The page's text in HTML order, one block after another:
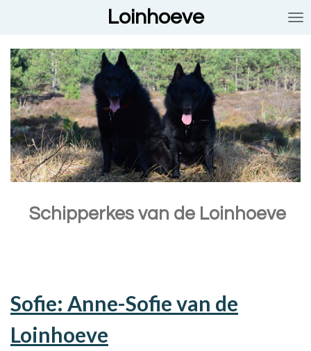
de
hoofdinhoud
Loinhoeve
Schipperkes van de Loinhoeve
Sofie: Anne-Sofie van de
Loinhoeve